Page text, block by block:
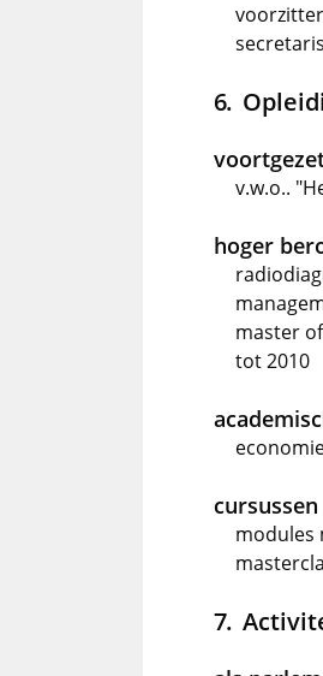
v.w.o..
hoger
master
tot 2010
cursussen
modules